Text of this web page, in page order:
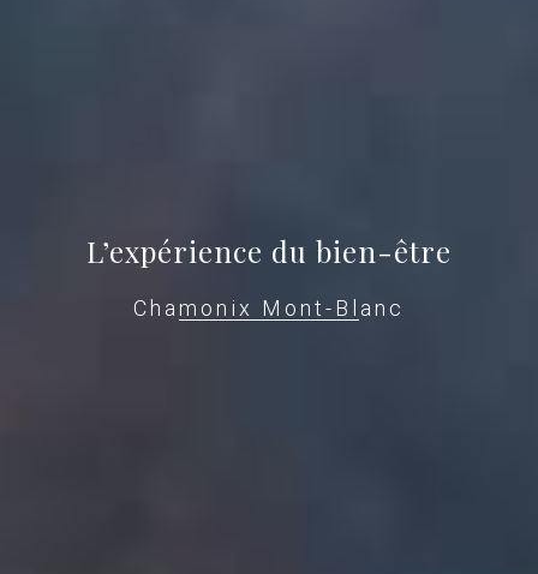
L’expérience du bien-être
Chamonix Mont-Blanc